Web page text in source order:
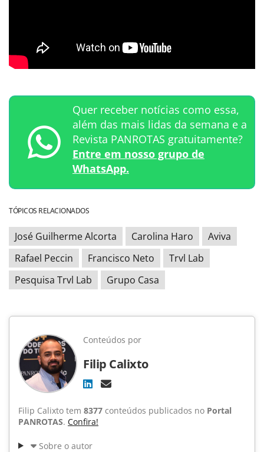
Quer receber notícias como essa,
além das mais lidas da semana e a
Revista PANROTAS gratuitamente?
Entre em nosso grupo de
WhatsApp.
TÓPICOS RELACIONADOS
José Guilherme Alcorta Carolina Haro
Aviva
Rafael Peccin
Francisco Neto
Trvl Lab
Pesquisa Trvl Lab
Grupo Casa
Conteúdos por
Filip Calixto
Filip Calixto tem 8377 conteúdos publicados no Portal
PANROTAS. Confira!
Sobre o autor